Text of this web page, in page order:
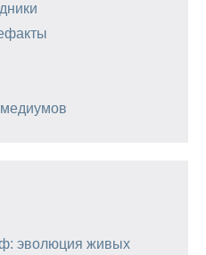
эволюция живых